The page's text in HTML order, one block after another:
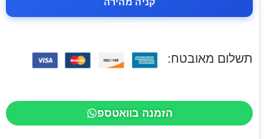
קניה מהירה
תשלום מאובטח:
הזמנה בוואטספ